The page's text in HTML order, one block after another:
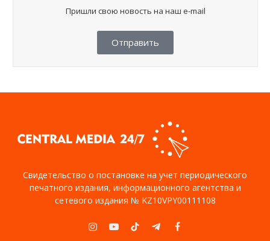
Пришли свою новость на наш e-mail
Отправить
Свидетельство о постановке на учет периодического
печатного издания, информационного агентства и
сетевого издания № KZ10VPY00111108
Instagram
YouTubeTikTokTelegramFacebook